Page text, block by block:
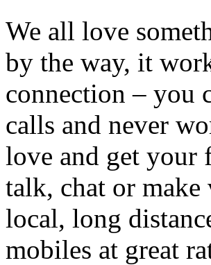
We all love
by the way, it
connection – you
calls and never
love and get your
talk, chat or
local, long
mobiles at great